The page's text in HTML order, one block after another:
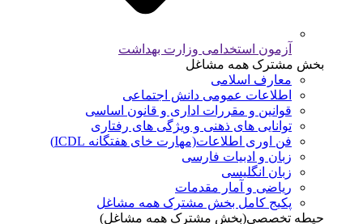
آزمون استخدامی وزارت بهداشت
بخش مشترک همه مشاغل
معارف اسلامی
اطلاعات عمومی دانش اجتماعی
قوانین و مقررات اداری و قانون اساسی
توانایی های ذهنی و ویژگی های رفتاری
فن اوری اطلاعات(مهارت خای هفتگانه ICDL)
زبان و ادبیات فارسی
زبان انگلیسی
ریاضی و آمار مقدمات
پکیج کامل بخش مشترک همه مشاغل
حیطه تخصصی(بخش مشترک همه مشاغل)